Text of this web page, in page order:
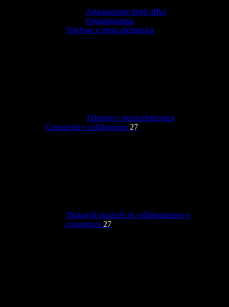
Articolazione degli uffici
Organigramma
Telefono e posta elettronica
Telefono e posta elettronica
Consulenti e collaboratori 27
Titolari di incarichi di collaborazione o
consulenza 27